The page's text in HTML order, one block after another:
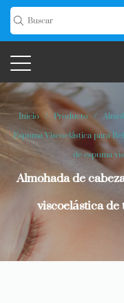
Inicio/ Producto/
Espuma Viscoelástica para
de espuma
Almohada de
viscoelástica